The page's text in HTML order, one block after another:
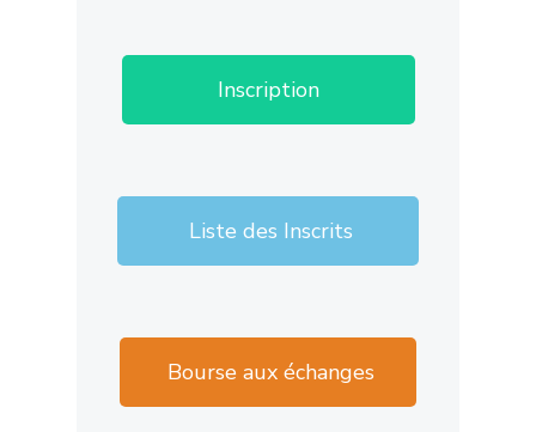
Inscription
Liste des Inscrits
Bourse aux échanges